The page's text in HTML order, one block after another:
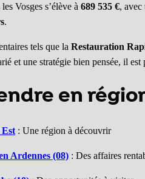
les Vosges s’élève à 689 535 €, avec
.
tels que la Restauration
et une stratégie bien pensée, il
en
: Une région à découvrir
Ardennes (08) : Des affaires